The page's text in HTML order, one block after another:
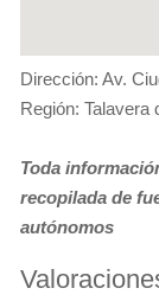
Dirección: Av.
Región: Talavera
Toda
recopilada de
autónomos